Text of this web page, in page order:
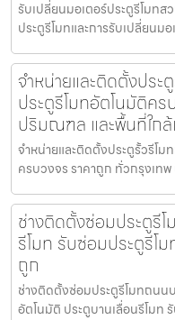
รับเปลี่ยนมอเตอร์ประตูรีโมท
ประตูรีโมทและการรับเปลี่ยนม
จำหน่ายและติดตั้งปร
ประตูรีโมทอัตโนมัติค
ปริมณฑล และพื้นที่ใกล้
จำหน่ายและติดตั้งประตูรั้วรีโ
ครบวงจร ราคาถูก ทั่วกรุงเท
ช่างติดตั้งซ่อมประตูรี
รีโมท รับซ่อมประตูรีโ
ถูก
ช่างติดตั้งซ่อมประตูรีโมทถนน
อัตโนมัติ ประตูบานเลื่อนรีโมท